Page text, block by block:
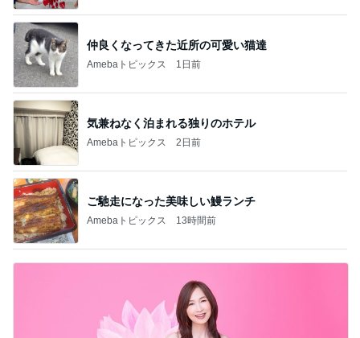
仲良くなってきた近所の可愛い猫達
Amebaトピックス 1日前
気兼ねなく泊まれる独りのホテル
Amebaトピックス 2日前
ご馳走になった美味しい鰻ランチ
Amebaトピックス 13時間前